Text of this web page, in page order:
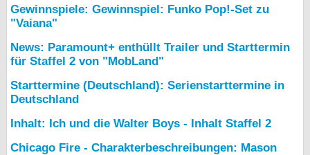
Gewinnspiele: Gewinnspiel: Funko Pop!-Set zu
"Vaiana"
News: Paramount+ enthüllt Trailer und Starttermin
für Staffel 2 von "MobLand"
Starttermine (Deutschland): Serienstarttermine in
Deutschland
Inhalt: Ich und die Walter Boys - Inhalt Staffel 2
Chicago Fire - Charakterbeschreibungen: Mason